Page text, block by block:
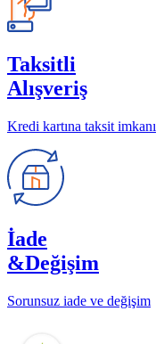
Taksitli
Alışveriş
Kredi kartına taksit imkanı
İade
&Değişim
Sorunsuz iade ve değişim